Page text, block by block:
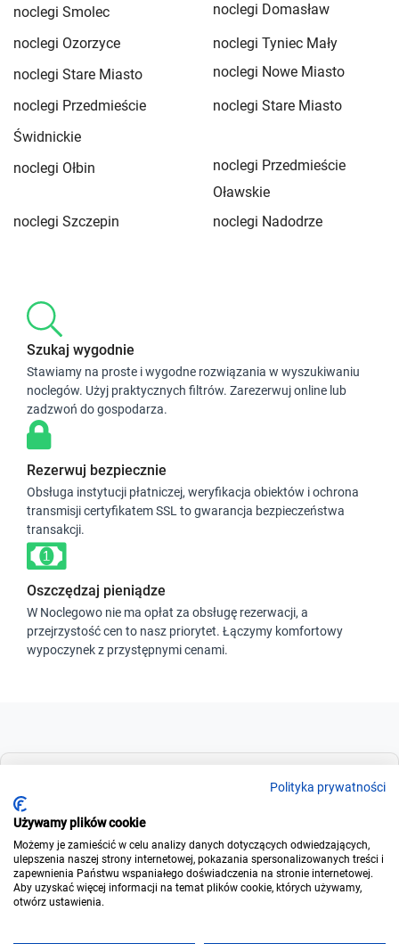
noclegi Smolec
noclegi Domasław
noclegi Ozorzyce
noclegi Tyniec Mały
noclegi Stare Miasto
noclegi Nowe Miasto
noclegi Przedmieście
Świdnickie
noclegi Stare Miasto
noclegi Ołbin
noclegi Przedmieście
Oławskie
noclegi Szczepin
noclegi Nadodrze
Szukaj wygodnie
Stawiamy na proste i wygodne rozwiązania w wyszukiwaniu
noclegów. Użyj praktycznych filtrów. Zarezerwuj online lub
zadzwoń do gospodarza.
Rezerwuj bezpiecznie
Obsługa instytucji płatniczej, weryfikacja obiektów i ochrona
transmisji certyfikatem SSL to gwarancja bezpieczeństwa
transakcji.
Oszczędzaj pieniądze
W Noclegowo nie ma opłat za obsługę rezerwacji, a
przejrzystość cen to nasz priorytet. Łączymy komfortowy
wypoczynek z przystępnymi cenami.
Dla wynajmujących
Polityka prywatności
Używamy plików cookie
Możemy je zamieścić w celu analizy danych dotyczących odwiedzających,
ulepszenia naszej strony internetowej, pokazania spersonalizowanych treści i
zapewnienia Państwu wspaniałego doświadczenia na stronie internetowej.
Aby uzyskać więcej informacji na temat plików cookie, których używamy,
otwórz ustawienia.